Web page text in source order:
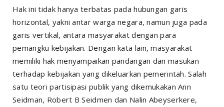
Hak ini tidak hanya terbatas pada hubungan garis
horizontal, yakni antar warga negara, namun juga pada
garis vertikal, antara masyarakat dengan para
pemangku kebijakan. Dengan kata lain, masyarakat
memiliki hak menyampaikan pandangan dan masukan
terhadap kebijakan yang dikeluarkan pemerintah. Salah
satu teori partisipasi publik yang dikemukakan Ann
Seidman, Robert B Seidmen dan Nalin Abeyserkere,